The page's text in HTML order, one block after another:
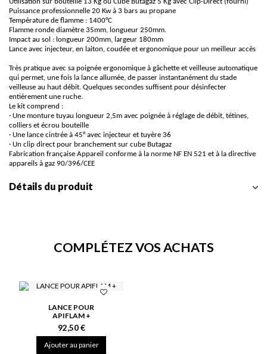
Utilisation sur bouteille 13 Kg ou Cube Butagaz 5 Kg avec Clip-Direct (fourni)
Puissance professionnelle 20 Kw à 3 bars au propane
Température de flamme : 1400°C
Flamme ronde diamètre 35mm, longueur 250mm.
Impact au sol : longueur 200mm, largeur 180mm
Lance avec injecteur, en laiton, coudée et ergonomique pour un meilleur accès
Très pratique avec sa poignée ergonomique à gâchette et veilleuse automatique
qui permet, une fois la lance allumée, de passer instantanément du stade
veilleuse au haut débit. Quelques secondes suffisent pour désinfecter
entièrement une ruche.
Le kit comprend :
· Une monture tuyau longueur 2,5m avec poignée à réglage de débit, tétines,
colliers et écrou bouteille
· Une lance cintrée à 45° avec injecteur et tuyère 36
· Un clip direct pour branchement sur cube Butagaz
Fabrication française Appareil conforme à la norme NF EN 521 et à la directive
appareils à gaz 90/396/CEE
Détails du produit
COMPLÉTEZ VOS ACHATS
LANCE POUR
APIFLAM +
92,50 €
Ajouter au panier